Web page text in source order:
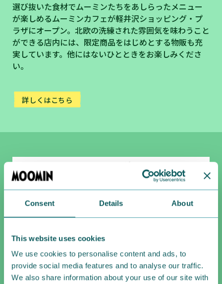
Consent Details About
This website uses cookies
We use cookies to personalise content and ads, to
provide social media features and to analyse our traffic.
We also share information about your use of our site with
選び抜いた食材でムーミンたちをあしらったメニュー
が楽しめるムーミンカフェが軽井沢ショッピング・プ
ラザにオープン。北欧の洗練された雰囲気を味わうこと
ができる店内には、限定商品をはじめとする物販も充
実しています。他にはないひとときをお楽しみくださ
い。
詳しくはこちら